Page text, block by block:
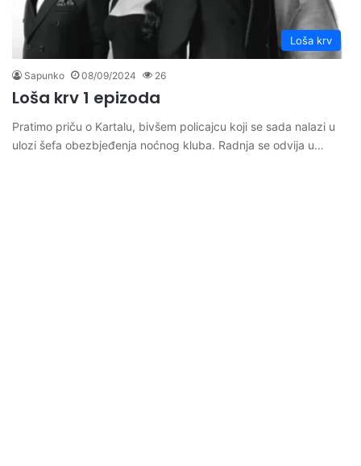
Loša krv
Sapunko 08/09/2024 26
Loša krv 1 epizoda
Pratimo priču o Kartalu, bivšem policajcu koji se sada nalazi u
ulozi šefa obezbjeđenja noćnog kluba. Radnja se odvija u…